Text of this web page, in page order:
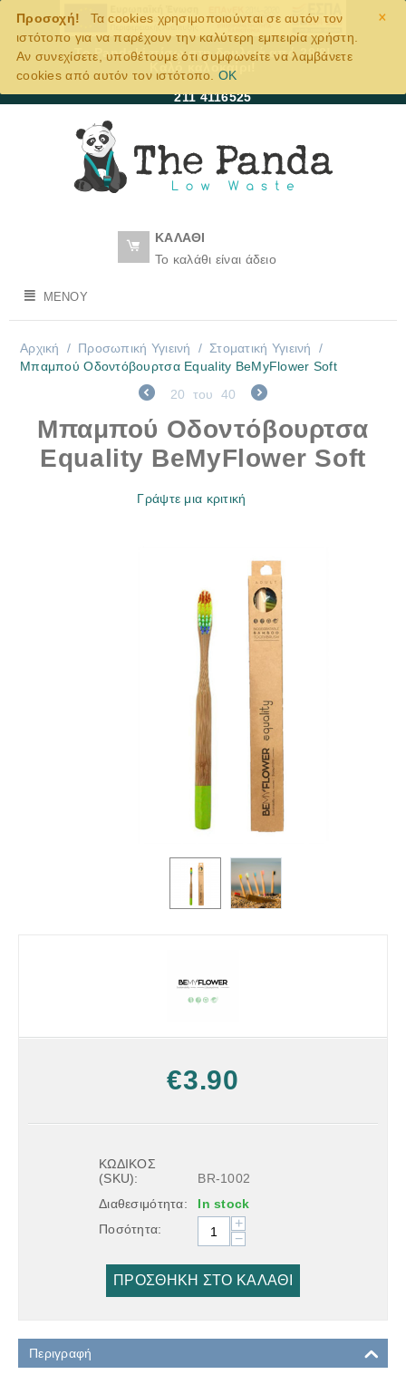
×
Προσοχή!
Τα cookies χρησιμοποιούνται σε αυτόν τον
ιστότοπο για να παρέχουν την καλύτερη εμπειρία χρήστη.
Αν συνεχίσετε, υποθέτουμε ότι συμφωνείτε να λαμβάνετε
cookies από αυτόν τον ιστότοπο. OK
Το Pandaki πίσω στη δουλειά από 28/8!
Καλό καλοκαίρι!
211 4116525
ΚΑΛΆΘΙ
Το καλάθι είναι άδειο
ΜΕΝΟΎ
Αρχική / Προσωπική Υγιεινή / Στοματική Υγιεινή
/
Μπαμπού Οδοντόβουρτσα Εquality BeMyFlower Soft
20
του 40
Μπαμπού Οδοντόβουρτσα
Εquality BeMyFlower Soft
Γράψτε μια κριτική
€3.90
ΚΩΔΙΚΟΣ
(SKU):
BR-1002
Διαθεσιμότητα:
In stock
Ποσότητα:
+
−
ΠΡΟΣΘΉΚΗ ΣΤΟ ΚΑΛΆΘΙ
Περιγραφή